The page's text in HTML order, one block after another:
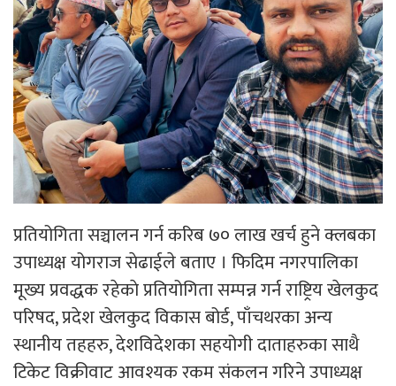
प्रतियोगिता सञ्चालन गर्न करिब ७० लाख खर्च हुने क्लबका
उपाध्यक्ष योगराज सेढाईले बताए । फिदिम नगरपालिका
मूख्य प्रवद्धक रहेकाे प्रतियोगिता सम्पन्न गर्न राष्ट्रिय खेलकुद
परिषद, प्रदेश खेलकुद विकास बोर्ड, पाँचथरका अन्य
स्थानीय तहहरु, देशविदेशका सहयोगी दाताहरुका साथै
टिकेट विक्रीवाट आवश्यक रकम संकलन गरिने उपाध्यक्ष